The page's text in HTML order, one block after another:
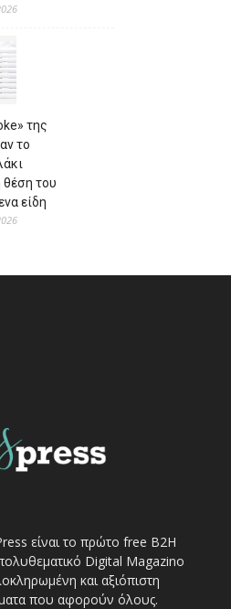
της
το
του
είδη
είναι το πρώτο free Β2Η
Digital Magazino
και αξιόπιστη
που αφορούν όλους.